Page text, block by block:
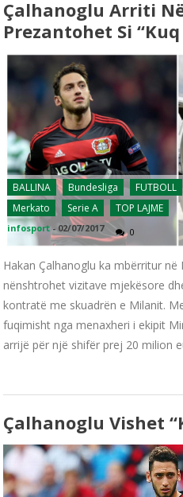
Çalhanoglu Arriti
Prezantohet Si “kuq
BALLINA Bundesliga FUTBOLL
Merkato
Serie A TOP LAJME
infosport - 02/07/2017 0
Hakan Çalhanoglu ka mbërritur
nënshtrohet vizitave mjekësore
kontratë me skuadrën e Milanit.
fuqimisht nga menaxheri i ekipit
arrijë për një shifër prej 20 milion
Çalhanoglu Vishet